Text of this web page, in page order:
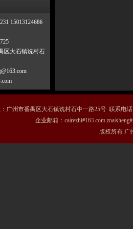
15013124686
区大石镇诜村石
广州市番禺区大石镇诜村石中一路25号 联系电话
企业邮箱：cairezhi#163.com
版权所有 广